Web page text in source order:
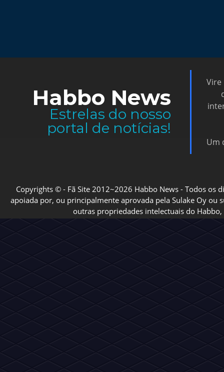
Habbo News
Estrelas do nosso
portal de notícias!
Vire
Um
Copyrights © - Fã Site 2012~2026 Habbo News - Todos os
apoiada por, ou principalmente aprovada pela Sulake Oy ou
outras propriedades intelectuais do